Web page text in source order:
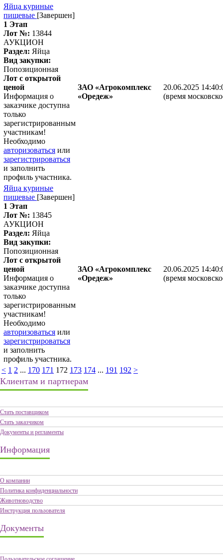
< 1 2 ... 170 171 172 173 174 ... 191 192 >
Яйца куриные
пищевые [Завершен]
1 Этап
Лот №: 13844
АУКЦИОН
Раздел: Яйца
Вид закупки:
Попозиционная
Лот с открытой
ценой
Информация о
заказчике доступна
только
зарегистрированным
участникам!
Необходимо
авторизоваться или
зарегистрироваться
и заполнить
профиль участника.
ЗАО «Агрокомплекс
«Оредеж»
20.06.2025
(время
Яйца куриные
пищевые [Завершен]
1 Этап
Лот №: 13845
АУКЦИОН
Раздел: Яйца
Вид закупки:
Попозиционная
Лот с открытой
ценой
Информация о
заказчике доступна
только
зарегистрированным
участникам!
Необходимо
авторизоваться или
зарегистрироваться
и заполнить
профиль участника.
ЗАО «Агрокомплекс
«Оредеж»
20.06.2025
(время
Клиентам и партнерам
Стать поставщиком
Стать заказчиком
Документы и регламенты
Информация
О компании
Политика конфиденциальности
Животноводство
Инструкция пользователя
Документы